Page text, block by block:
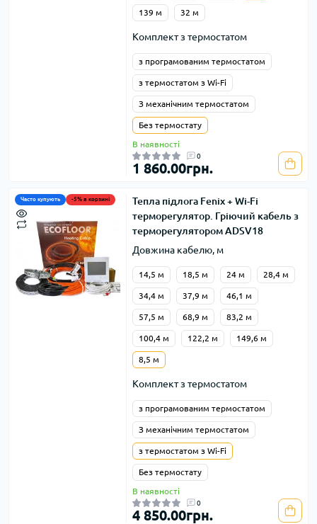
139 м 32 м
Комплект з термостатом
з програмованим термостатом
з термостатом з Wi-Fi
З механічним термостатом
Без термостату
В наявності
0
1 860.00грн.
Часто купують -5% в корзині
Тепла підлога Fenix + Wi-Fi
терморегулятор. Гріючий кабель з
терморегулятором ADSV18
Довжина кабелю, м
14,5 м 18,5 м 24 м 28,4 м
34,4 м 37,9 м 46,1 м
57,5 м 68,9 м 83,2 м
100,4 м 122,2 м 149,6 м
8,5 м
Комплект з термостатом
з програмованим термостатом
З механічним термостатом
з термостатом з Wi-Fi
Без термостату
В наявності
0
4 850.00грн.